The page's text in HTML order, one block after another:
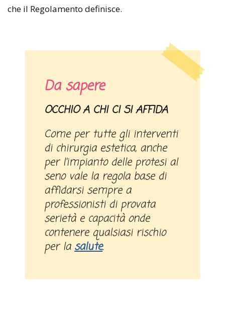
che il Regolamento definisce.
Da sapere
OCCHIO A CHI CI SI AFFIDA
Come per tutte gli interventi
di chirurgia estetica, anche
per l’impianto delle protesi al
seno vale la regola base di
affidarsi sempre a
professionisti di provata
serietà e capacità onde
contenere qualsiasi rischio
per lasalute.